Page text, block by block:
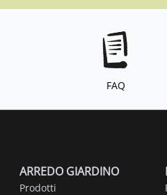
FAQ
ARREDO GIARDINO
Prodotti